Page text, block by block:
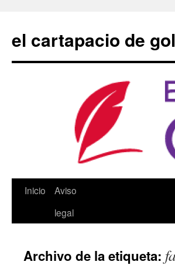
contenido
el cartapacio de
Inicio
Aviso
legal
Archivo de la etiqueta: